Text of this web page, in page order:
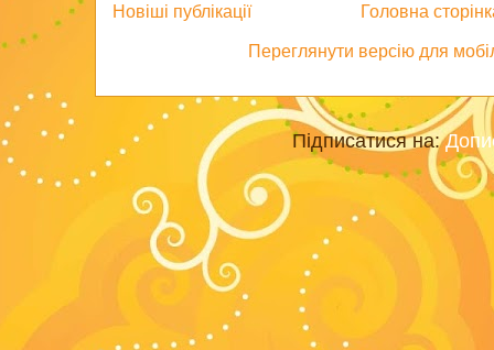
Новіші публікації Головна
Переглянути версію для
Підписатися на: